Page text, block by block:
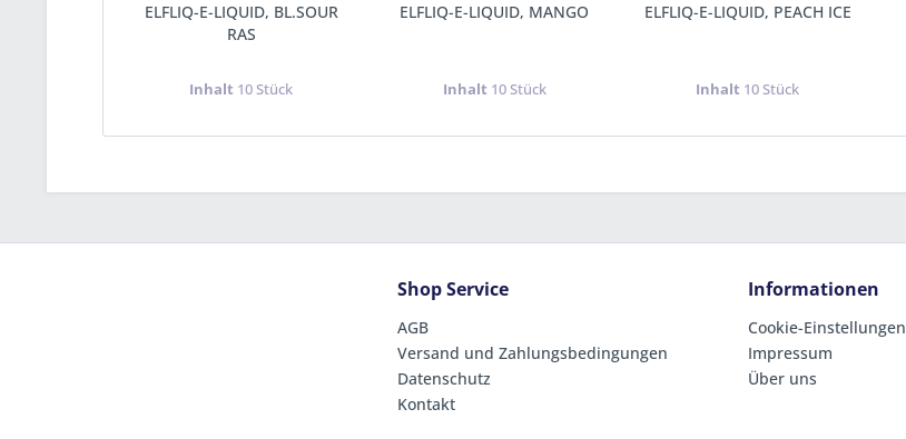
ELFLIQ-E-LIQUID, BL.SOUR
RAS
Inhalt 10 Stück
ELFLIQ-E-LIQUID, MANGO
Inhalt 10 Stück
ELFLIQ-E-LIQUID, PEACH ICE
Inhalt 10 Stück
Shop Service
AGB
Versand und Zahlungsbedingungen
Datenschutz
Kontakt
Informationen
Cookie-Einstellungen
Impressum
Über uns